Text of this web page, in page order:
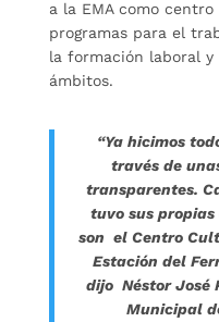
a la EMA como
programas para el
la formación laboral
ámbitos.
“Ya hicimos
través de
transparentes.
tuvo sus propias
son el Centro
Estación del
dijo Néstor José
Municipal